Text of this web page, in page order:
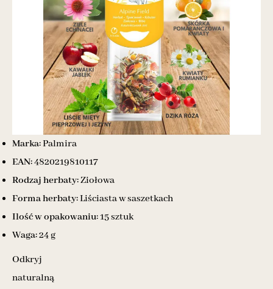
Marka:Palmira
EAN:4820219810117
Rodzaj herbaty:Ziołowa
Forma herbaty:Liściasta w saszetkach
Ilość w opakowaniu:15 sztuk
Waga:24 g
Odkryj
naturalną